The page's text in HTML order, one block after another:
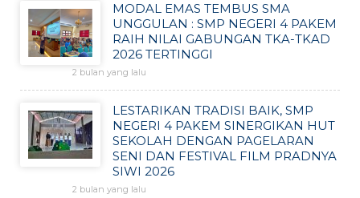
MODAL EMAS TEMBUS SMA
UNGGULAN : SMP NEGERI 4 PAKEM
RAIH NILAI GABUNGAN TKA-TKAD
2026 TERTINGGI
2 bulan yang lalu
LESTARIKAN TRADISI BAIK, SMP
NEGERI 4 PAKEM SINERGIKAN HUT
SEKOLAH DENGAN PAGELARAN
SENI DAN FESTIVAL FILM PRADNYA
SIWI 2026
2 bulan yang lalu